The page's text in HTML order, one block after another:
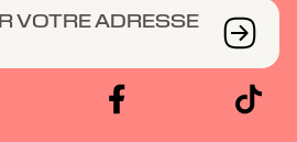
VOTRE ADRESSE